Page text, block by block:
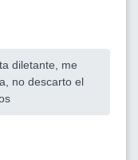
diletante, me
no descarto el